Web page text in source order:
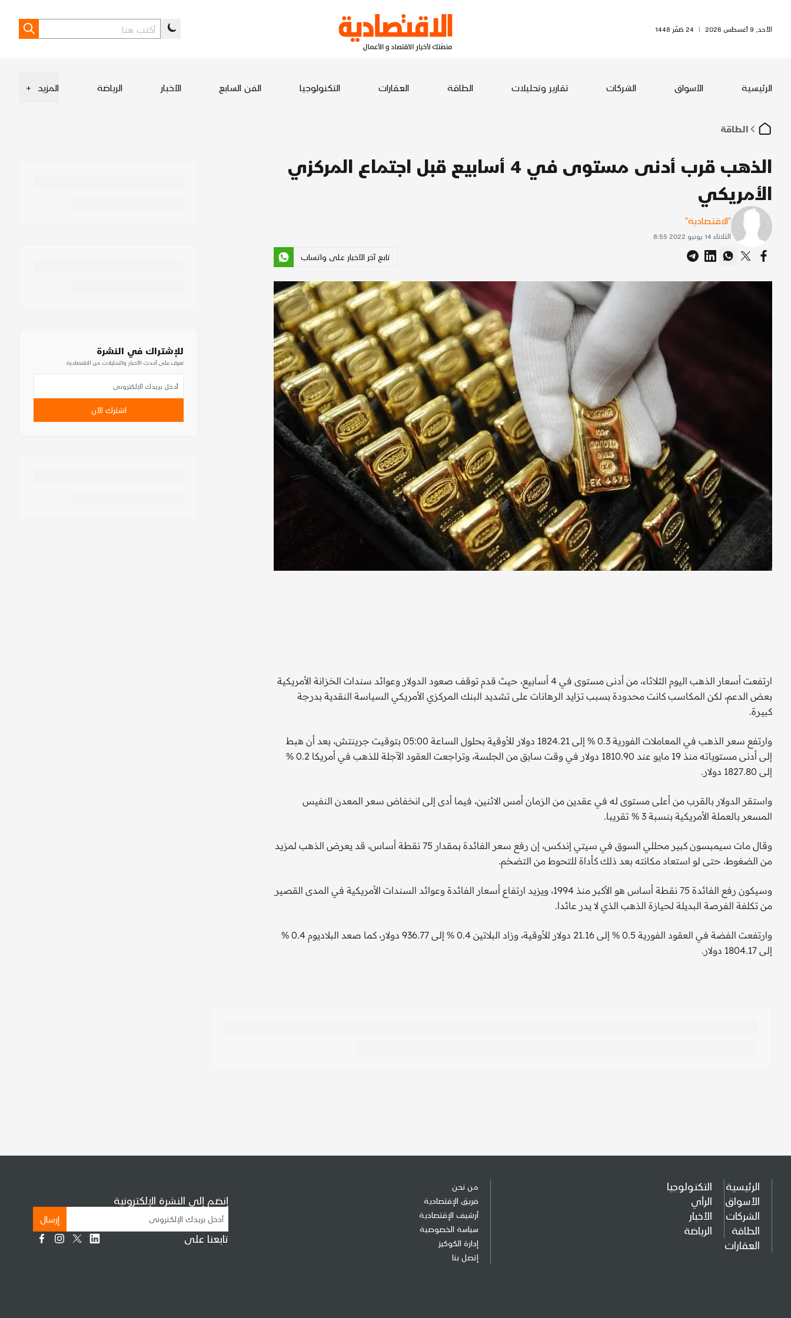
الأحد, 9 أغسطس 2026 | 24 صَفَر 1448
الرئيسية الأسواق الشركات تقارير وتحليلات الطاقة العقارات التكنولوجيا الفن السابع الأخبار الرياضة المزيد +
الطاقة
الذهب قرب أدنى مستوى في 4 أسابيع قبل اجتماع المركزي
الأمريكي
"الاقتصادية"
الثلاثاء 14 يونيو 2022 8:55
تابع آخر الأخبار على واتساب
ارتفعت أسعار الذهب اليوم الثلاثاء، من أدنى مستوى في 4 أسابيع، حيث قدم توقف صعود الدولار وعوائد سندات الخزانة الأمريكية
بعض الدعم، لكن المكاسب كانت محدودة بسبب تزايد الرهانات على تشديد البنك المركزي الأمريكي السياسة النقدية بدرجة
كبيرة.
وارتفع سعر الذهب في المعاملات الفورية 0.3 % إلى 1824.21 دولار للأوقية بحلول الساعة 05:00 بتوقيت جرينتش، بعد أن هبط
إلى أدنى مستوياته منذ 19 مايو عند 1810.90 دولار في وقت سابق من الجلسة، وتراجعت العقود الآجلة للذهب في أمريكا 0.2 %
إلى 1827.80 دولار.
واستقر الدولار بالقرب من أعلى مستوى له في عقدين من الزمان أمس الاثنين، فيما أدى إلى انخفاض سعر المعدن النفيس
المسعر بالعملة الأمريكية بنسبة 3 % تقريبا.
وقال مات سيمبسون كبير محللي السوق في سيتي إندكس، إن رفع سعر الفائدة بمقدار 75 نقطة أساس، قد يعرض الذهب لمزيد
من الضغوط، حتى لو استعاد مكانته بعد ذلك كأداة للتحوط من التضخم.
وسيكون رفع الفائدة 75 نقطة أساس هو الأكبر منذ 1994، ويزيد ارتفاع أسعار الفائدة وعوائد السندات الأمريكية في المدى القصير
من تكلفة الفرصة البديلة لحيازة الذهب الذي لا يدر عائدا.
وارتفعت الفضة في العقود الفورية 0.5 % إلى 21.16 دولار للأوقية، وزاد البلاتين 0.4 % إلى 936.77 دولار، كما صعد البلاديوم 0.4 %
إلى 1804.17 دولار.
للإشتراك في النشرة
تعرف على أحدث الأخبار والتحليلات من الاقتصادية
اشترك الآن
الرئيسية
الأسواق
الشركات
الطاقة
العقارات
التكنولوجيا
الرأي
الأخبار
الرياضة
من نحن
فريق الإقتصادية
أرشيف الإقتصادية
سياسة الخصوصية
إدارة الكوكيز
إتصل بنا
إنضم إلى النشرة الإلكترونية
إرسال
تابعنا على